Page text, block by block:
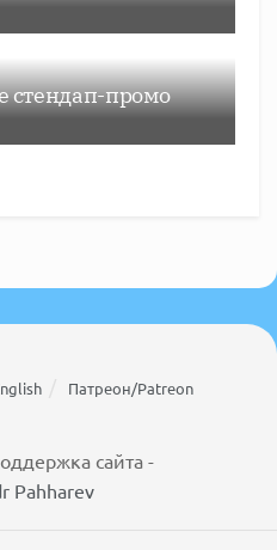
стендап-промо
Патреон/Patreon
сайта -
Pahharev